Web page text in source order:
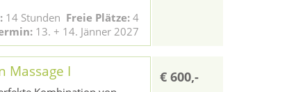
14 Stunden Freie Plätze:4
13. + 14. Jänner 2027
Massage I € 600,-